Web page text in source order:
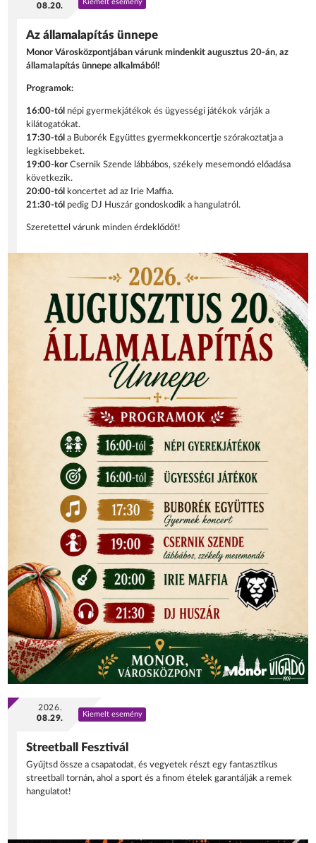
08.20.
Kiemelt esemény
Az államalapítás ünnepe
Monor Városközpontjában várunk mindenkit augusztus 20-án, az
államalapítás ünnepe alkalmából!
Programok:
16:00-tól népi gyermekjátékok és ügyességi játékok várják a
kilátogatókat.
17:30-tól a Buborék Együttes gyermekkoncertje szórakoztatja a
legkisebbeket.
19:00-korCsernik Szende lábbábos, székely mesemondó előadása
következik.
20:00-tól
koncertet ad az Irie Maffia.
21:30-tól pedig DJ Huszár gondoskodik a hangulatról.
Szeretettel várunk minden érdeklődőt!
2026.
08.29.
Kiemelt esemény
Streetball Fesztivál
Gyűjtsd össze a csapatodat, és vegyetek részt egy fantasztikus
streetball tornán, ahol a sport és a finom ételek garantálják a remek
hangulatot!